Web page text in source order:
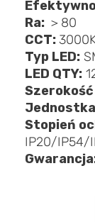
Ra: ＞80
CCT:
Typ LED:
LED QTY:
Szerokość
Stopień
IP20/IP54/